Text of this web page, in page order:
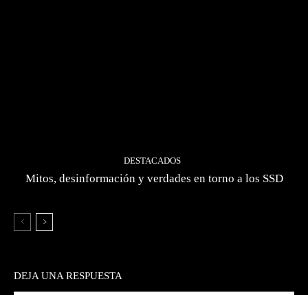
DESTACADOS
Mitos, desinformación y verdades en torno a los SSD
DEJA UNA RESPUESTA